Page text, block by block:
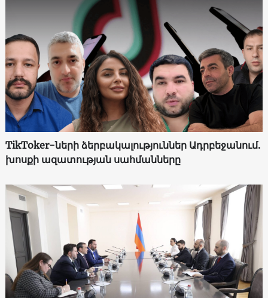
TikToker-ների ձերբակալություններ Ադրբեջանում.
խոսքի ազատության սահմանները